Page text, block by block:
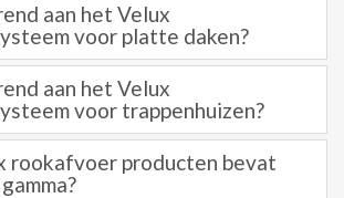
aan het Velux
voor platte daken?
aan het Velux
voor trappenhuizen?
rookafvoer producten bevat